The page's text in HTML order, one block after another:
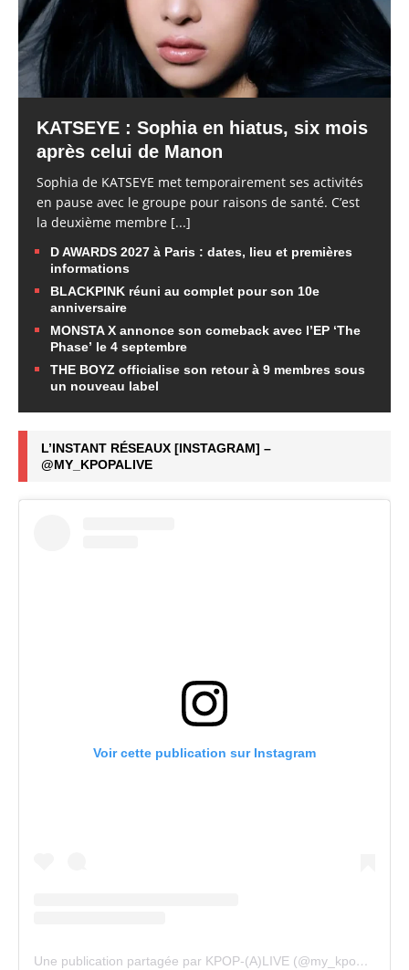
KATSEYE : Sophia en hiatus, six mois
après celui de Manon
Sophia de KATSEYE met temporairement ses activités
en pause avec le groupe pour raisons de santé. C’est
la deuxième membre [...]
D AWARDS 2027 à Paris : dates, lieu et premières
informations
BLACKPINK réuni au complet pour son 10e
anniversaire
MONSTA X annonce son comeback avec l’EP ‘The
Phase’ le 4 septembre
THE BOYZ officialise son retour à 9 membres sous
un nouveau label
L’INSTANT RÉSEAUX [INSTAGRAM] –
@MY_KPOPALIVE
Voir cette publication sur Instagram
Une publication partagée par KPOP-(A)LIVE (@my_kpopalive)